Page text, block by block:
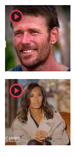
player2
player2